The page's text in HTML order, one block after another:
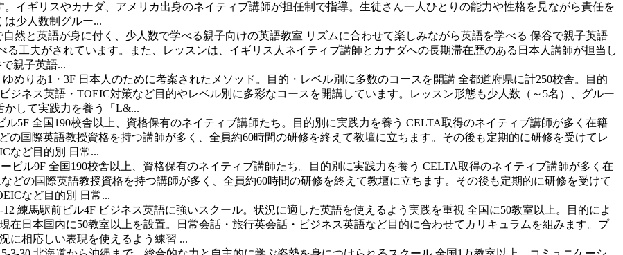
イギリスやカナダ、アメリカ出身のネイティブ講師が担任制で指導。生徒さん一人ひとりの能力や性格を見ながら責任を
少人数制グルー...
自然と英語が身に付く、少人数で学べる親子向けの英語教室 リズムに合わせて楽しみながら英語を学べる 保谷で親子英語
工夫がされています。また、レッスンは、イギリス人ネイティブ講師とカナダへの長期滞在歴のある日本人講師が担当し
親子英語...
めりあ1・3F 日本人のために考案されたメソッド。目的・レベル別に多数のコースを開講 全都道府県に計250校舎。目的
ジネス英語・TOEIC対策など目的やレベル別に多彩なコースを開講しています。レッスン形態も少人数（～5名）、グルー
かして実践力を養う「L&...
ル5F 全国190校舎以上、資格保有のネイティブ講師たち。目的別に実践力を養う CELTA取得のネイティブ講師が多く在籍
国際英語教授資格を持つ講師が多く、全員約60時間の研修を終えて教壇に立ちます。その後も定期的に研修を受けてレ
など目的別 日常...
ビル9F 全国190校舎以上、資格保有のネイティブ講師たち。目的別に実践力を養う CELTA取得のネイティブ講師が多く在
どの国際英語教授資格を持つ講師が多く、全員約60時間の研修を終えて教壇に立ちます。その後も定期的に研修を受けて
など目的別 日常...
練馬駅前ビル4F ビジネス英語に強いスクール。状況に適した英語を使えるよう実践を重視 全国に50教室以上。目的によ
在日本国内に50教室以上を設置。日常会話・旅行英会話・ビジネス英語など目的に合わせてカリキュラムを組みます。プ
に相応しい表現を使えるよう練習 ...